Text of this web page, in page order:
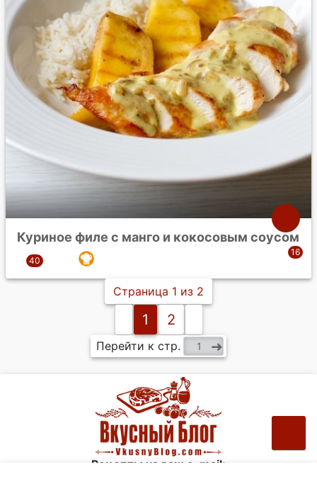
Куриное филе с манго и кокосовым соусом
Страница 1 из 2
1 2
Перейти к стр.
Рецепты на ваш e-mail: